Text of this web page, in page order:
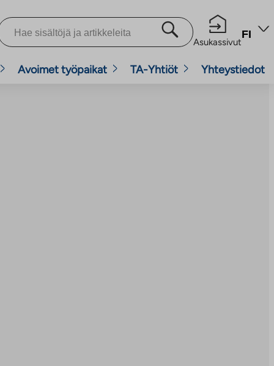
Asukassivut
FI
Avoimet työpaikat TA-Yhtiöt Yhteystiedot